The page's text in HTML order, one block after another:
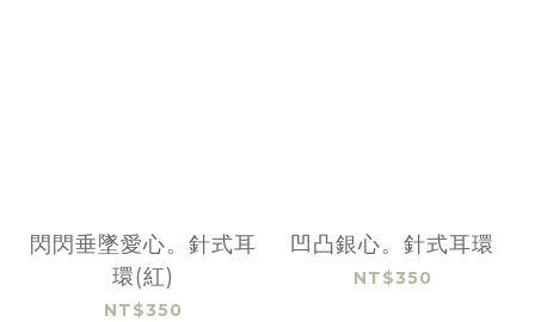
閃閃垂墜愛心。針式耳
環(紅)
NT$350
凹凸銀心。針式耳環
NT$350